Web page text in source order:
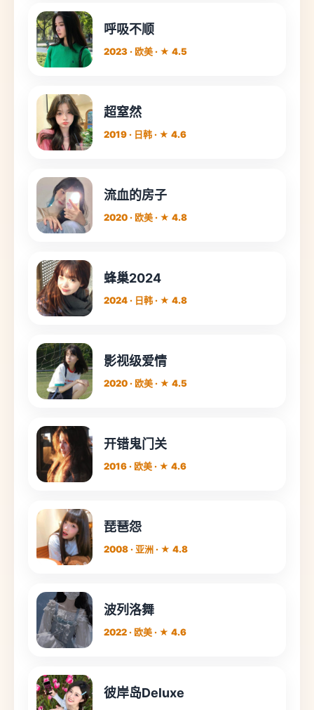
呼吸不顺
2023 · 欧美 · ★ 4.5
超窒然
2019 · 日韩 · ★ 4.6
流血的房子
2020 · 欧美 · ★ 4.8
蜂巢2024
2024 · 日韩 · ★ 4.8
影视级爱情
2020 · 欧美 · ★ 4.5
开错鬼门关
2016 · 欧美 · ★ 4.6
琵琶怨
2008 · 亚洲 · ★ 4.8
波列洛舞
2022 · 欧美 · ★ 4.6
彼岸岛Deluxe